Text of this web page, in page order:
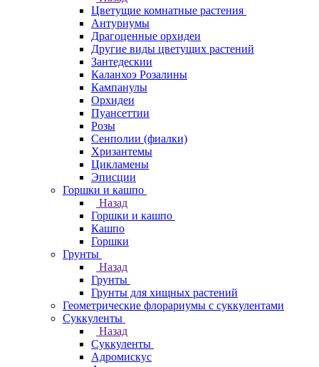
Цветущие комнатные растения
Антуриумы
Драгоценные орхидеи
Другие виды цветущих растений
Зантедескии
Каланхоэ Розалины
Кампанулы
Орхидеи
Пуансеттии
Розы
Сенполии (фиалки)
Хризантемы
Цикламены
Эписции
Горшки и кашпо
Назад
Горшки и кашпо
Кашпо
Горшки
Грунты
Назад
Грунты
Грунты для хищных растений
Геометрические флорариумы с суккулентами
Суккуленты
Назад
Суккуленты
Адромискус